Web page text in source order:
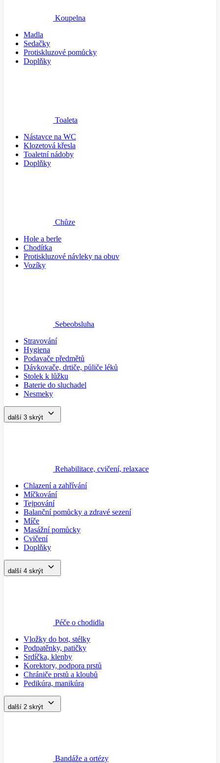
Koupelna
Madla
Sedačky
Protiskluzové pomůcky
Doplňky
Toaleta
Nástavce na WC
Klozetová křesla
Toaletní nádoby
Doplňky
Chůze
Hole a berle
Chodítka
Protiskluzové návleky na obuv
Vozíky
Sebeobsluha
Stravování
Hygiena
Podavače předmětů
Dávkovače, drtiče, půliče léků
Stolek k lůžku
Baterie do sluchadel
Nesmeky
další 3 skrýt
Rehabilitace, cvičení, relaxace
Chlazení a zahřívání
Míčkování
Tejpování
Balanční pomůcky a zdravé sezení
Míče
Masážní pomůcky
Cvičení
Doplňky
další 4 skrýt
Péče o chodidla
Vložky do bot, stélky
Podpatěnky, patičky
Srdíčka, klenby
Korektory, podpora prstů
Chrániče prstů a kloubů
Pedikúra, manikúra
další 2 skrýt
Bandáže a ortézy